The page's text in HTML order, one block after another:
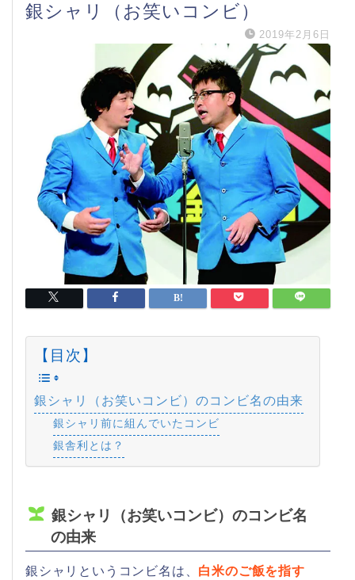
銀シャリ（お笑いコンビ）
2019年2月6日
【目次】
銀シャリ（お笑いコンビ）のコンビ名の由来
銀シャリ前に組んでいたコンビ
銀舎利とは？
銀シャリ（お笑いコンビ）のコンビ名
の由来
銀シャリというコンビ名は、 白米のご飯を指す